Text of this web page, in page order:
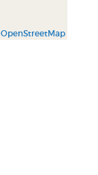
OpenStreetMap